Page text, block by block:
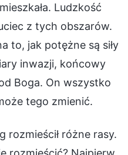
Ludzkość
z tych obszarów.
to, jak potężne są siły
inwazji, końcowy
Boga. On wszystko
tego zmienić.
rozmieścił różne rasy.